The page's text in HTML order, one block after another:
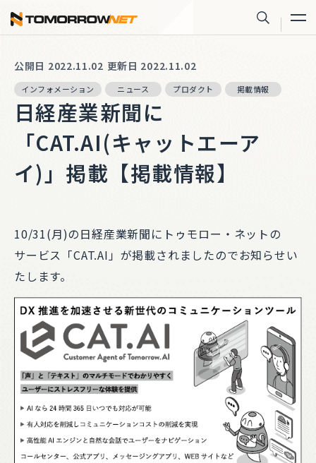
株式会社トゥモロー・ネット
サイト内
公開日 2022.11.02 更新日 2022.11.02
インフォメーション ニュース プロダクト 掲載情報
日経産業新聞に
「CAT.AI(キャットエーア
イ)」掲載【掲載情報】
10/31(月)の日経産業新聞にトゥモロー・ネットの
サービス「CAT.AI」が掲載されましたのでお知らせい
たします。